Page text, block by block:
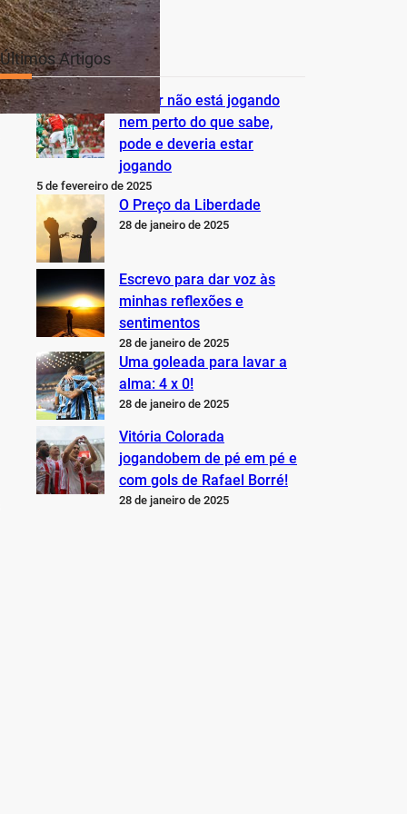
Últimos Artigos
O Inter não está jogando
nem perto do que sabe,
pode e deveria estar
jogando
5 de fevereiro de 2025
O Preço da Liberdade
28 de janeiro de 2025
Escrevo para dar voz às
minhas reflexões e
sentimentos
28 de janeiro de 2025
Uma goleada para lavar a
alma: 4 x 0!
28 de janeiro de 2025
Vitória Colorada
jogandobem de pé em pé e
com gols de Rafael Borré!
28 de janeiro de 2025